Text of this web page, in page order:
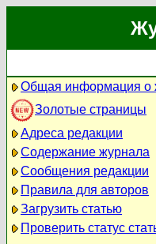
Общая информация о
Золотые страницы
Адреса редакции
Содержание журнала
Сообщения редакции
Правила для авторов
Загрузить статью
Проверить статус